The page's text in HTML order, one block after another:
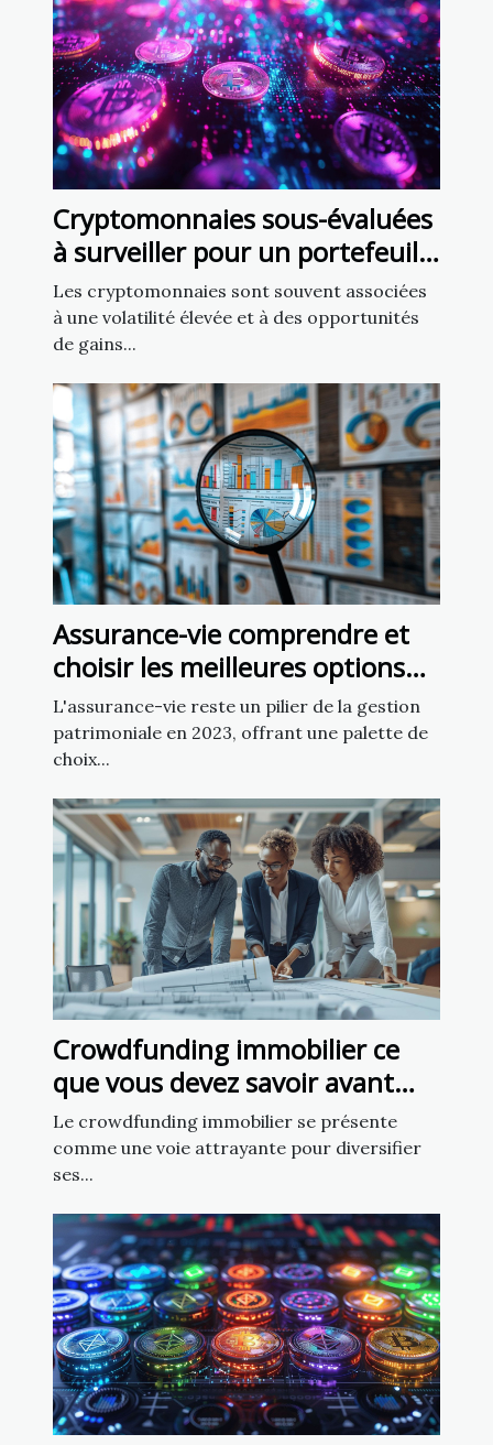
Cryptomonnaies sous-évaluées
à surveiller pour un portefeuille
diversifié
Les cryptomonnaies sont souvent associées
à une volatilité élevée et à des opportunités
de gains...
Assurance-vie comprendre et
choisir les meilleures options
en 2023
L'assurance-vie reste un pilier de la gestion
patrimoniale en 2023, offrant une palette de
choix...
Crowdfunding immobilier ce
que vous devez savoir avant
d'investir
Le crowdfunding immobilier se présente
comme une voie attrayante pour diversifier
ses...